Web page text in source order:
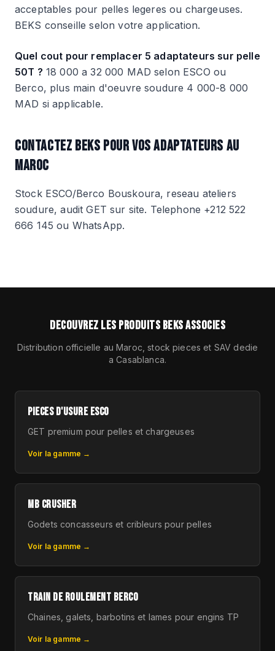
acceptables pour pelles legeres ou chargeuses.
BEKS conseille selon votre application.
Quel cout pour remplacer 5 adaptateurs sur pelle
50T ? 18 000 a 32 000 MAD selon ESCO ou
Berco, plus main d'oeuvre soudure 4 000-8 000
MAD si applicable.
CONTACTEZ BEKS POUR VOS ADAPTATEURS AU
MAROC
Stock ESCO/Berco Bouskoura, reseau ateliers
soudure, audit GET sur site. Telephone +212 522
666 145 ou WhatsApp.
DECOUVREZ LES PRODUITS BEKS ASSOCIES
Distribution officielle au Maroc, stock pieces et SAV dedie
a Casablanca.
PIECES D'USURE ESCO
GET premium pour pelles et chargeuses
Voir la gamme →
MB CRUSHER
Godets concasseurs et cribleurs pour pelles
Voir la gamme →
TRAIN DE ROULEMENT BERCO
Chaines, galets, barbotins et lames pour engins TP
Voir la gamme →